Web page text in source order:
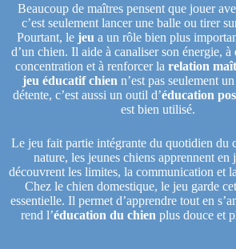
Beaucoup de maîtres pensent que jouer
c’est seulement lancer une balle ou tirer
Pourtant, lejeu a un rôle bien plus
d’un chien. Il aide à canaliser son énergie, à
concentration et à renforcer la relation
jeu éducatif chien n’est pas seulement
détente, c’est aussi un outil d’éducation
est bien utilisé.
Le jeu fait partie intégrante du quotidien du
nature, les jeunes chiens apprennent en
découvrent les limites, la communication et
Chez le chien domestique, le jeu garde
essentielle. Il permet d’apprendre tout en
rend l’éducation du chien plus douce et